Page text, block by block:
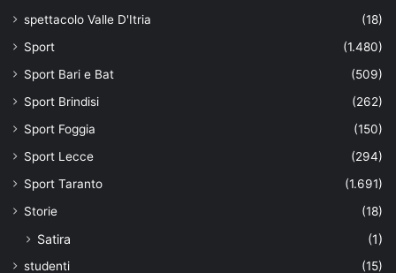
spettacolo Valle D'Itria
(18)
Sport
(1.480)
Sport Bari e Bat
(509)
Sport Brindisi
(262)
Sport Foggia
(150)
Sport Lecce
(294)
Sport Taranto
(1.691)
Storie
(18)
Satira (1)
studenti
(15)